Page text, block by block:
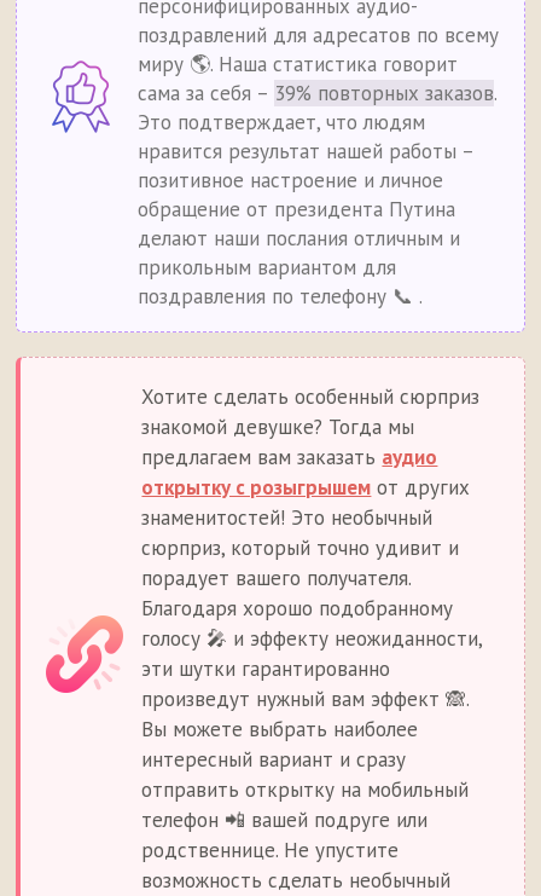
персонифицированных аудио-
поздравлений для адресатов по всему
миру 🌎. Наша статистика говорит
сама за себя – 39% повторных заказов.
Это подтверждает, что людям
нравится результат нашей работы –
позитивное настроение и личное
обращение от президента Путина
делают наши послания отличным и
прикольным вариантом для
поздравления по телефону 📞 .
Хотите сделать особенный сюрприз
знакомой девушке? Тогда мы
предлагаем вам заказать аудио
открытку с розыгрышем от других
знаменитостей! Это необычный
сюрприз, который точно удивит и
порадует вашего получателя.
Благодаря хорошо подобранному
голосу 🎤 и эффекту неожиданности,
эти шутки гарантированно
произведут нужный вам эффект 🙈.
Вы можете выбрать наиболее
интересный вариант и сразу
отправить открытку на мобильный
телефон 📲 вашей подруге или
родственнице. Не упустите
возможность сделать необычный